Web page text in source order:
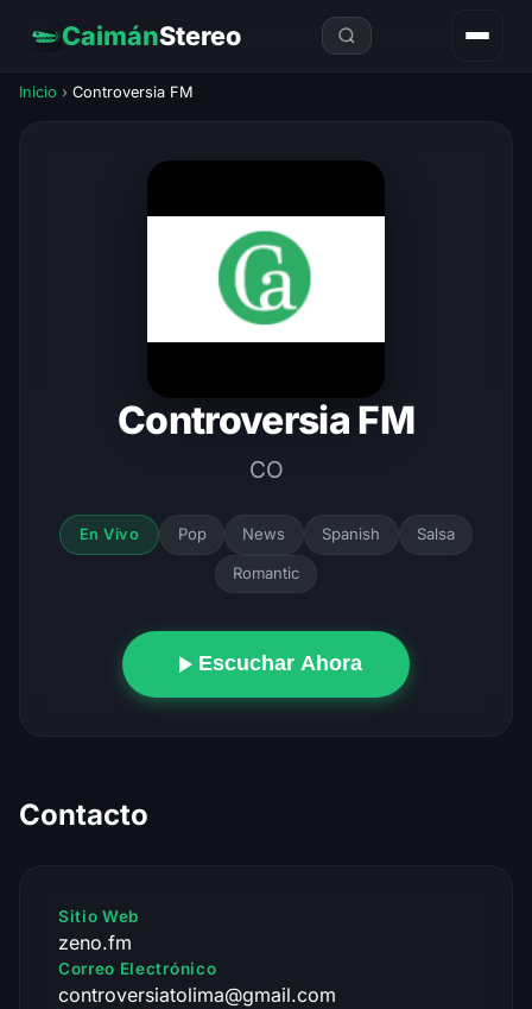
CaimánStereo
Inicio › Controversia FM
Controversia FM
CO
En Vivo Pop News Spanish Salsa
Romantic
Escuchar Ahora
Contacto
Sitio Web
zeno.fm
Correo Electrónico
controversiatolima@gmail.com